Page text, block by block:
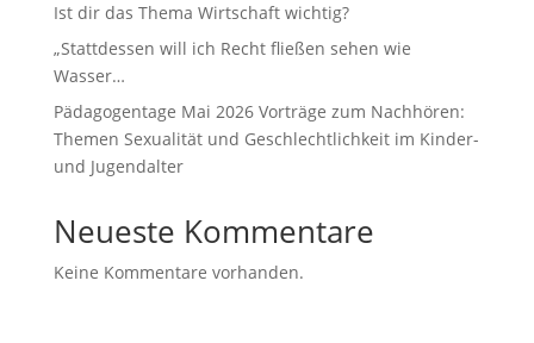
Ist dir das Thema Wirtschaft wichtig?
„Stattdessen will ich Recht fließen sehen wie
Wasser…
Pädagogentage Mai 2026 Vorträge zum Nachhören:
Themen Sexualität und Geschlechtlichkeit im Kinder-
und Jugendalter
Neueste Kommentare
Keine Kommentare vorhanden.